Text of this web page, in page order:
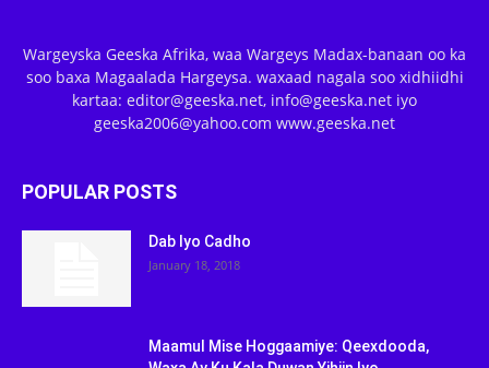
Wargeyska Geeska Afrika, waa Wargeys Madax-banaan oo ka
soo baxa Magaalada Hargeysa. waxaad nagala soo xidhiidhi
kartaa: editor@geeska.net, info@geeska.net iyo
geeska2006@yahoo.com www.geeska.net
POPULAR POSTS
Dab Iyo Cadho
January 18, 2018
Maamul Mise Hoggaamiye: Qeexdooda,